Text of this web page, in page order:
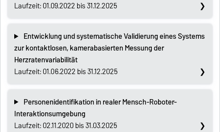
Laufzeit: 01.09.2022 bis 31.12.2025
Entwicklung und systematische Validierung eines Systems
zur kontaktlosen, kamerabasierten Messung der
Herzratenvariabilität
Laufzeit: 01.06.2022 bis 31.12.2025
Personenidentifikation in realer Mensch-Roboter-
Interaktionsumgebung
Laufzeit: 02.11.2020 bis 31.03.2025